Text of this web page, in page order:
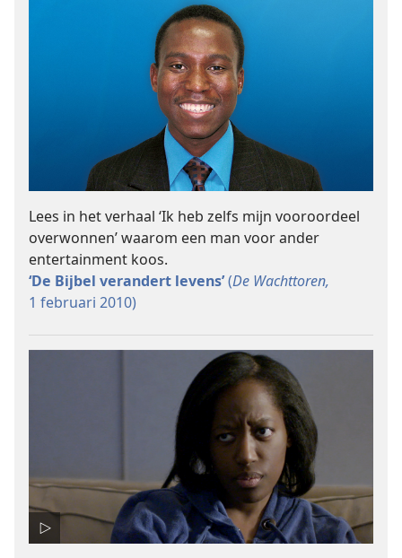
Lees in het verhaal ‘Ik heb zelfs mijn vooroordeel
overwonnen’ waarom een man voor ander
entertainment koos.
‘De Bijbel verandert levens’(De Wachttoren,
1 februari 2010)